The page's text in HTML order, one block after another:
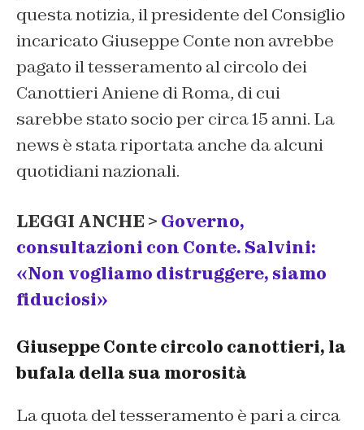
questa notizia, il presidente del Consiglio
incaricato Giuseppe Conte non avrebbe
pagato il tesseramento al circolo dei
Canottieri Aniene di Roma, di cui
sarebbe stato socio per circa 15 anni. La
news è stata riportata anche da alcuni
quotidiani nazionali.
LEGGI ANCHE > Governo,
consultazioni con Conte. Salvini:
«Non vogliamo distruggere, siamo
fiduciosi»
Giuseppe Conte circolo canottieri, la
bufala della sua morosità
La quota del tesseramento è pari a circa